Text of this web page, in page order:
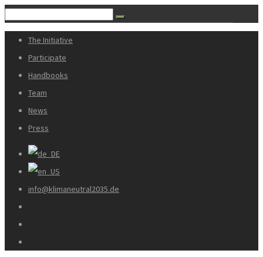
The Initiative
Participate
Handbooks
Team
News
Press
info@klimaneutral2035.de